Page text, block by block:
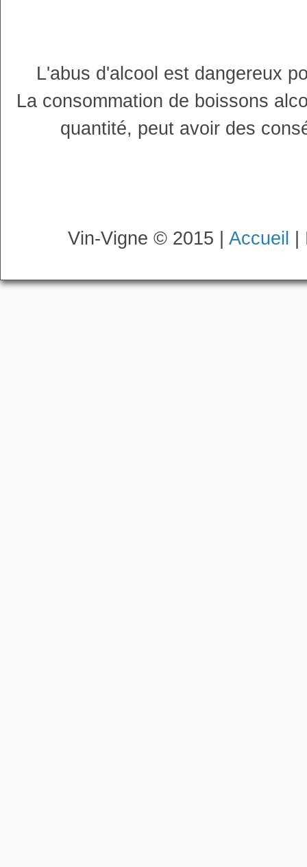
L'abus d'alcool est dangereux
La consommation de boissons
quantité, peut avoir des
Vin-Vigne © 2015 | Accueil